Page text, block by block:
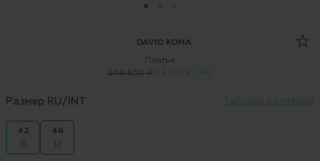
DAVID KOMA
Платье
248 850 ₽ 124 425 ₽ -50%
Размер RU/INT Таблица размеров
42
8
46
12